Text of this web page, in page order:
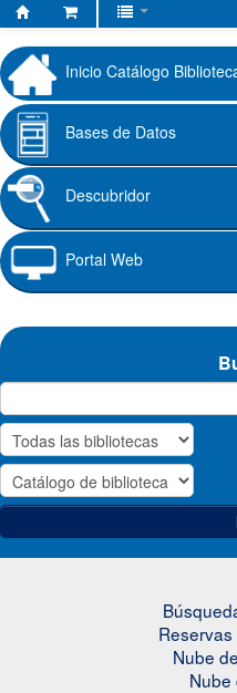
Fundación
Universitaria
Cafam
Inicio Catálogo
Bases de Datos
Descubridor
Portal Web
Nube
Nube